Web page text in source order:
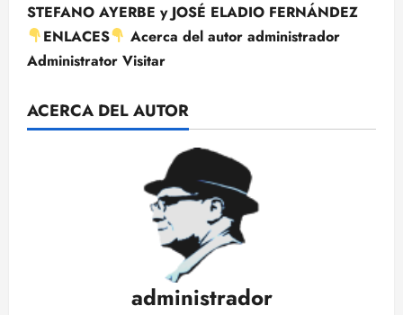
STEFANO AYERBE y JOSÉ ELADIO FERNÁNDEZ
ENLACES
Acerca del autor administrador
Administrator Visitar
ACERCA DEL AUTOR
administrador